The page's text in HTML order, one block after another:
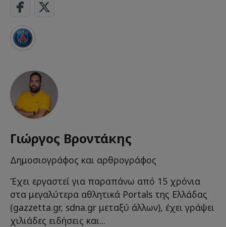
Γιώργος Βροντάκης
Δημοσιογράφος και αρθρογράφος
Έχει εργαστεί για παραπάνω από 15 χρόνια
στα μεγαλύτερα αθλητικά Portals της Ελλάδας
(gazzetta.gr, sdna.gr μεταξύ άλλων), έχει γράψει
χιλιάδες ειδήσεις και...